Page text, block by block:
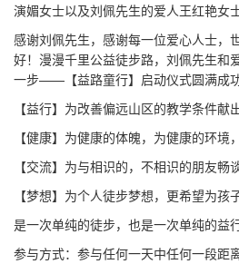
演媚女士以及刘佩先生的爱人王红艳女
感谢刘佩先生，感谢每一位爱心人士，
好！漫漫千里公益徒步路，刘佩先生和
一步——【益路童行】启动仪式圆满成功
【益行】为改善偏远山区的教学条件献
【健康】为健康的体魄，为健康的环境
【交流】为与相识的，不相识的朋友畅
【梦想】为个人徒步梦想，更希望为孩
是一次单纯的徒步，也是一次单纯的益
参与方式：参与任何一天中任何一段距